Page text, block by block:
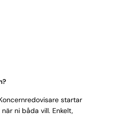
enhetligt och i tid.
ska hålla för
startar
ni båda vill. Enkelt,